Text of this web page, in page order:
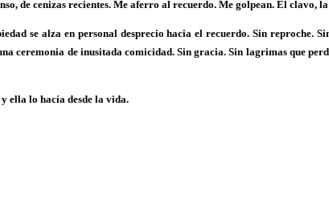
de cenizas recientes. Me aferro al recuerdo. Me golpean. El clavo,
se alza en personal desprecio hacia el recuerdo. Sin
ceremonia de inusitada comicidad. Sin gracia. Sin lagrimas que
ella lo hacía desde la vida.